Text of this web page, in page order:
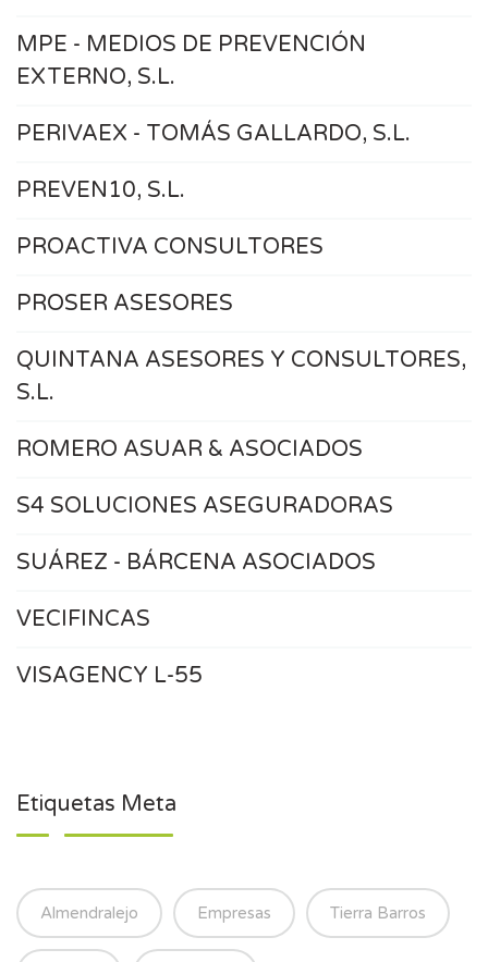
MPE - MEDIOS DE PREVENCIÓN
EXTERNO, S.L.
PERIVAEX - TOMÁS GALLARDO, S.L.
PREVEN10, S.L.
PROACTIVA CONSULTORES
PROSER ASESORES
QUINTANA ASESORES Y CONSULTORES,
S.L.
ROMERO ASUAR & ASOCIADOS
S4 SOLUCIONES ASEGURADORAS
SUÁREZ - BÁRCENA ASOCIADOS
VECIFINCAS
VISAGENCY L-55
Etiquetas Meta
Almendralejo Empresas Tierra Barros